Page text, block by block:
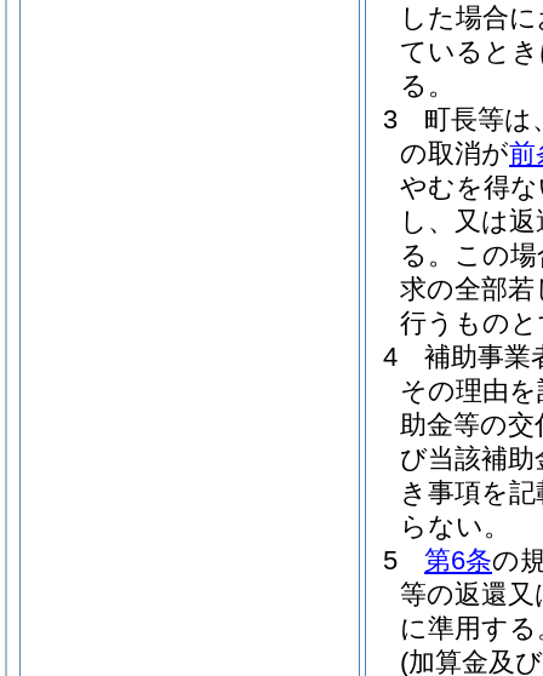
した場合
ていると
る。
3
町長等は
の取消が前
やむを得
し、又は
る。 この
求の全部
行うもの
4
補助事業
その理由
助金等の
び当該補
き事項を
らない。
5
第6条の
等の返還
に準用する
(加算金及